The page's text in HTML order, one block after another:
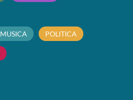
MUSICA POLITICA